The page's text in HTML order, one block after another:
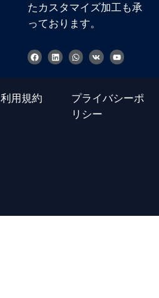
たカスタマイズ加工も承
っております。
フ
ェ
ッ
ク
リ
ン
W
h
p
p
V
k
Y
o
b
e
利用規約
プライバシーポ
リシー